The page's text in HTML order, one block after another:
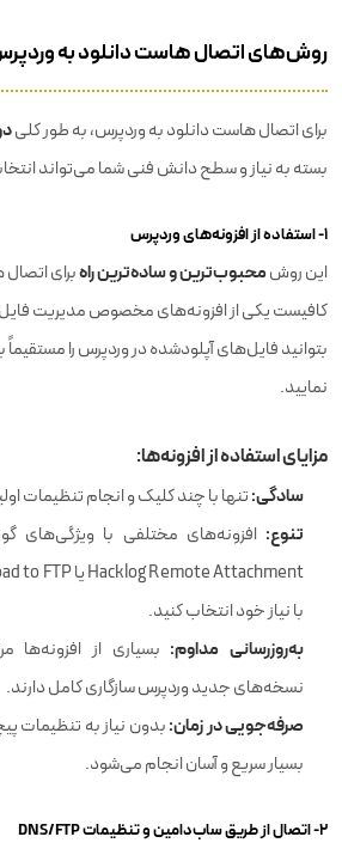
روش‌های اتصال هاست دانلود به
برای اتصال هاست دانلود به وردپرس، به طور کلی
بسته به نیاز و سطح دانش فنی شما می‌تواند
۱- استفاده از افزونه‌های وردپرس
این روشمحبوب‌ترین و ساده‌ترین راهبرای
بتوانید فایل‌های آپلودشده در وردپرس را
نمایید.
مزایای استفاده از افزونه‌ها:
سادگی:تنها با چند کلیک و انجام تنظیمات
تنوع: افزونه‌های مختلفی با ویژگی‌های
با نیاز خود انتخاب کنید.
به‌روزرسانی مداوم: بسیاری از افزونه‌ها
نسخه‌های جدید وردپرس سازگاری کامل دارند.
صرفه‌جویی در زمان:بدون نیاز به تنظیمات
بسیار سریع و آسان انجام می‌شود.
۲- اتصال از طریق ساب‌دامین و تنظیمات DNS/FTP